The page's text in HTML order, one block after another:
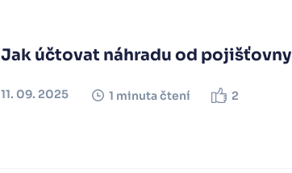
Jak účtovat náhradu od pojišťovny
11. 09. 2025 1 minuta čtení 2